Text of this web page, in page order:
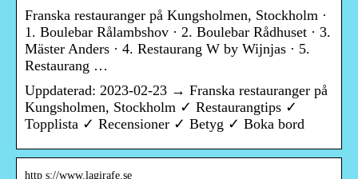
Franska restauranger på Kungsholmen, Stockholm ·
1. Boulebar Rålambshov · 2. Boulebar Rådhuset · 3.
Mäster Anders · 4. Restaurang W by Wijnjas · 5.
Restaurang …
Uppdaterad: 2023-02-23 → Franska restauranger på
Kungsholmen, Stockholm ✓ Restaurangtips ✓
Topplista ✓ Recensioner ✓ Betyg ✓ Boka bord
http s://www.lagirafe.se